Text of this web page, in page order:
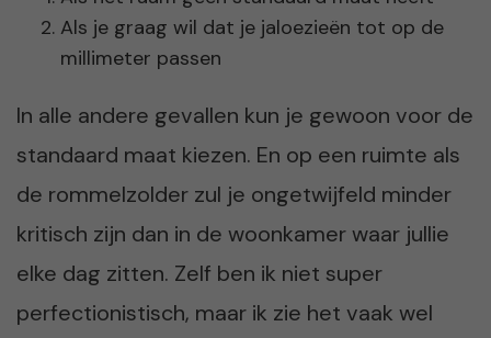
Als je graag wil dat je jaloezieën tot op de
millimeter passen
In alle andere gevallen kun je gewoon voor de
standaard maat kiezen. En op een ruimte als
de rommelzolder zul je ongetwijfeld minder
kritisch zijn dan in de woonkamer waar jullie
elke dag zitten. Zelf ben ik niet super
perfectionistisch, maar ik zie het vaak wel